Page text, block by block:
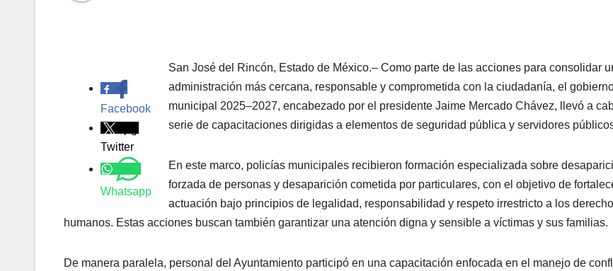
Facebook
Twitter
Whatsapp
San José del Rincón, Estado de México.– Como parte de las acciones para consolidar
administración más cercana, responsable y comprometida con la ciudadanía, el
municipal 2025–2027, encabezado por el presidente Jaime Mercado Chávez, llevó a
serie de capacitaciones dirigidas a elementos de seguridad pública y servidores
En este marco, policías municipales recibieron formación especializada sobre
forzada de personas y desaparición cometida por particulares, con el objetivo de
actuación bajo principios de legalidad, responsabilidad y respeto irrestricto a los
humanos. Estas acciones buscan también garantizar una atención digna y sensible a víctimas y sus familias.
De manera paralela, personal del Ayuntamiento participó en una capacitación enfocada en el manejo de